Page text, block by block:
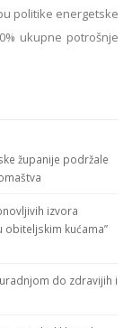
politike energetske
ukupne potrošnje
županije podržale
izvora
obiteljskim kućama”
do zdravijih i